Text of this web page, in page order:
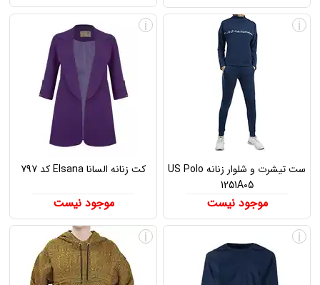
ست تیشرت و شلوار زنانه US Polo
1251A05
موجود نیست
i
کت زنانه السانا Elsana کد 797
موجود نیست
i
i
i